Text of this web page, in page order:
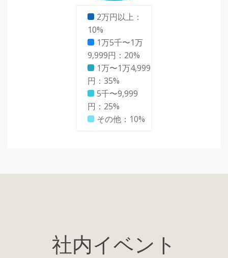
2万円以上：
10%
1万5千〜1万
9,999円：20%
1万〜1万4,999
円：35%
5千〜9,999
円：25%
その他：10%
社内イベント